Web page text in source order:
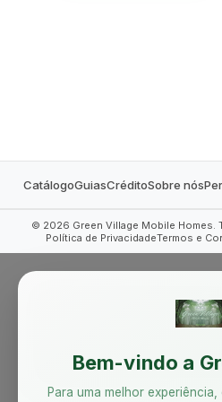
CatálogoGuiasCréditoSobre nós
© 2026 Green Village Mobile
Política de PrivacidadeTermos e
Bem-vindo a
Para uma melhor